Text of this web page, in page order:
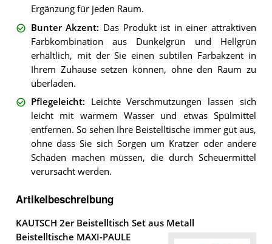
Ergänzung für jeden Raum.
Bunter Akzent: Das Produkt ist in einer attraktiven
Farbkombination aus Dunkelgrün und Hellgrün
erhältlich, mit der Sie einen subtilen Farbakzent in
Ihrem Zuhause setzen können, ohne den Raum zu
überladen.
Pflegeleicht: Leichte Verschmutzungen lassen sich
leicht mit warmem Wasser und etwas Spülmittel
entfernen. So sehen Ihre Beistelltische immer gut aus,
ohne dass Sie sich Sorgen um Kratzer oder andere
Schäden machen müssen, die durch Scheuermittel
verursacht werden.
Artikelbeschreibung
KAUTSCH 2er Beistelltisch Set aus Metall
Beistelltische MAXI-PAULE